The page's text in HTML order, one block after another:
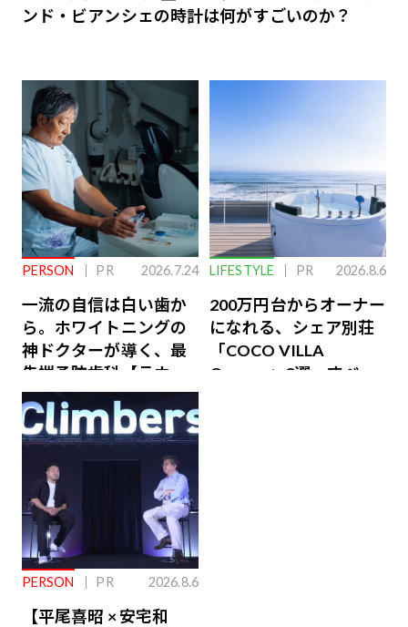
ンド・ビアンシェの時計は何がすごいのか？
PERSON PR 2026.7.24
一流の自信は白い歯か
ら。ホワイトニングの
神ドクターが導く、最
先端予防歯科【ラウン
ジ会員特典あり】
LIFESTYLE PR 2026.8.6
200万円台からオーナー
になれる、シェア別荘
「COCO VILLA
Owners」3選。すべて
PERSON PR 2026.8.6
【平尾喜昭 × 安宅和